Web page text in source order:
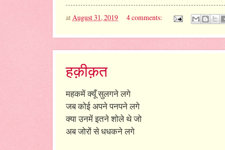
atAugust 31, 2019 4 comments:
हक़ीक़त
महकमें क्यूँ सुलगने लगे
जब कोई अपने पनपने लगे
क्या उनमें इतने शोले थे जो
अब जोरों से धधकने लगे